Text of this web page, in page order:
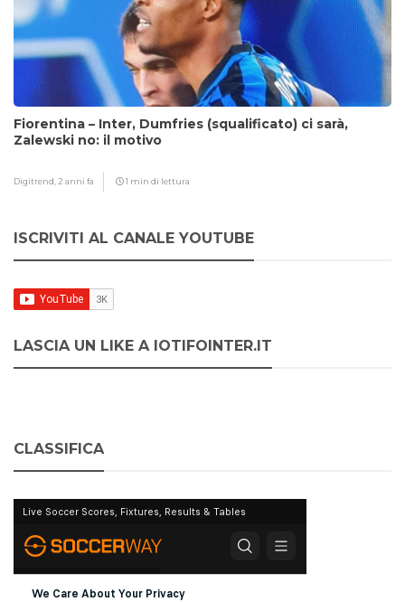
Fiorentina – Inter, Dumfries (squalificato) ci sarà,
Zalewski no: il motivo
Digitrend, 2 anni fa 1 min di lettura
ISCRIVITI AL CANALE YOUTUBE
LASCIA UN LIKE A IOTIFOINTER.IT
CLASSIFICA